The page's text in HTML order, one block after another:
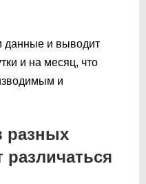
данные и выводит
и на месяц, что
и
разных
различаться